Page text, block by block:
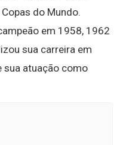
do Mundo.
em 1958, 1962
sua carreira em
sua atuação como